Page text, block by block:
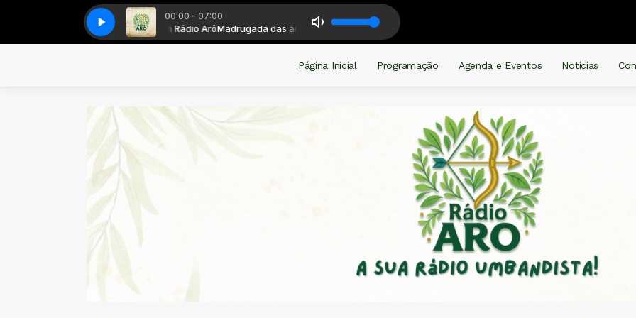
00:00 - 07:00
Madrugada das antigas com Rádio ArôMadrugada das antigas com Rádio Arô
Will Smith - Miami Will Smith - Miami
Página Inicial Programação Agenda e Eventos Notícias